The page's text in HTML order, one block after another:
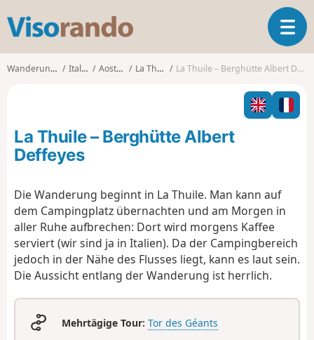
s
o
o
T
o
g
l
n
o
n
Wanderungen Italien Aostatal La Thuile La Thuile – Berghütte Albert Deffeyes
La Thuile – Berghütte Albert
Deffeyes
Die Wanderung beginnt in La Thuile. Man kann auf
dem Campingplatz übernachten und am Morgen in
aller Ruhe aufbrechen: Dort wird morgens Kaffee
serviert (wir sind ja in Italien). Da der Campingbereich
jedoch in der Nähe des Flusses liegt, kann es laut sein.
Die Aussicht entlang der Wanderung ist herrlich.
Mehrtägige Tour: Tor des Géants